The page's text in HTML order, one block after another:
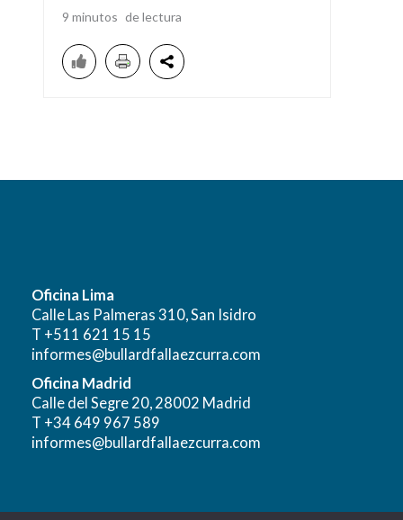
9 minutos
Oficina Lima
Calle Las Palmeras 310, San Isidro
T +511 621 15 15
informes@bullardfallaezcurra.com
Oficina Madrid
Calle del Segre 20, 28002 Madrid
T +34 649 967 589
informes@bullardfallaezcurra.com